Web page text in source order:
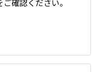
確認ください。